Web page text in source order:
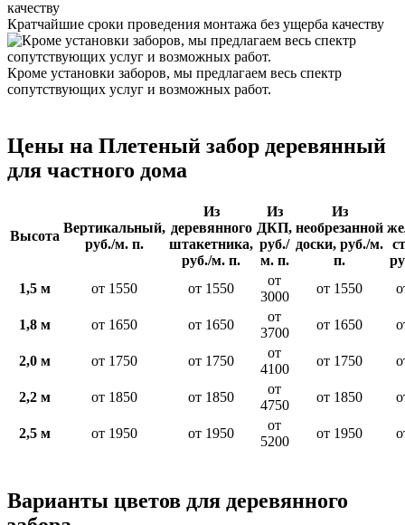
Кратчайшие сроки проведения монтажа без ущерба качеству
Кроме установки заборов, мы предлагаем весь спектр
сопутствующих услуг и возможных работ.
Цены на Плетеный забор деревянный
для частного дома
Высота
Вертикальный,
руб./м. п.
Из
деревянного
штакетника,
руб./м. п.
Из
ДКП,
руб./
м. п.
Из
необрезанной
доски, руб./м.
п.
1,5 м
от 1550 от 1550
от
3000
от 1550
1,8 м от 1650 от 1650
от
3700
от 1650
2,0 м от 1750 от 1750
от
4100
от 1750
2,2 м от 1850 от 1850
от
4750
от 1850
2,5 м от 1950 от 1950
от
5200
от 1950
Варианты цветов для деревянного